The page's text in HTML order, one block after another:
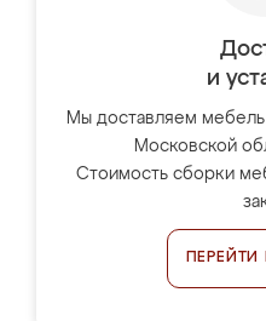
и
Мы доставляем
Московской
Стоимость сборки
ПЕРЕЙТИ